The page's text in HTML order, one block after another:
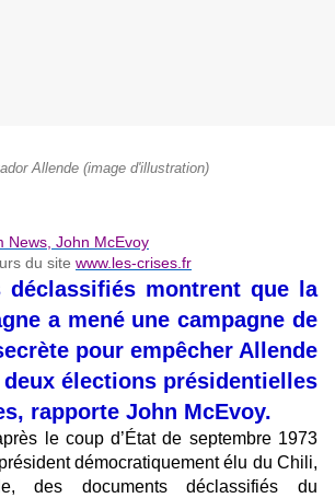
Allende (image d'illustration)
News, John McEvoy
du site www.les-crises.fr
déclassifiés montrent que la
a mené une campagne de
pour empêcher Allende
élections présidentielles
rapporte John McEvoy.
le coup d’État de septembre 1973
démocratiquement élu du Chili,
des documents déclassifiés du